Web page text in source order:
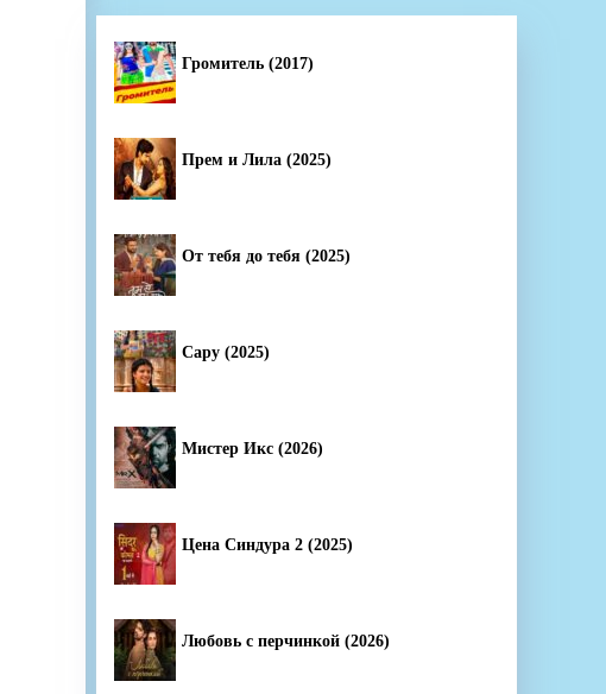
Громитель (2017)
Прем и Лила (2025)
От тебя до тебя (2025)
Сару (2025)
Мистер Икс (2026)
Цена Синдура 2 (2025)
Любовь с перчинкой (2026)